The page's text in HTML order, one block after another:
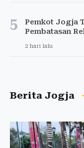
5
Pemkot Jogja
Pembatasan
2 hari lalu
Berita Jogja